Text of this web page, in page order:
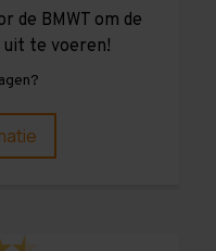
de BMWT om de
te voeren!